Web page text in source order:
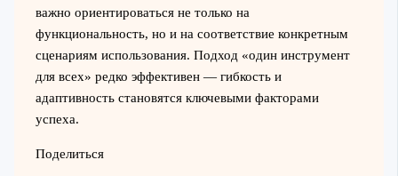
важно ориентироваться не только на
функциональность, но и на соответствие конкретным
сценариям использования. Подход «один инструмент
для всех» редко эффективен — гибкость и
адаптивность становятся ключевыми факторами
успеха.
Поделиться